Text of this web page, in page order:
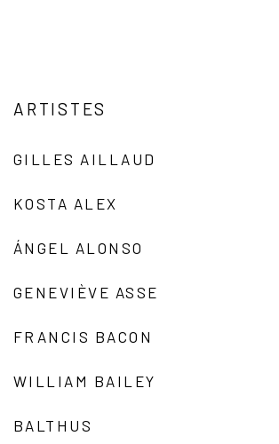
ARTISTES
GILLES AILLAUD
KOSTA ALEX
ÁNGEL ALONSO
GENEVIÈVE ASSE
FRANCIS BACON
WILLIAM BAILEY
BALTHUS